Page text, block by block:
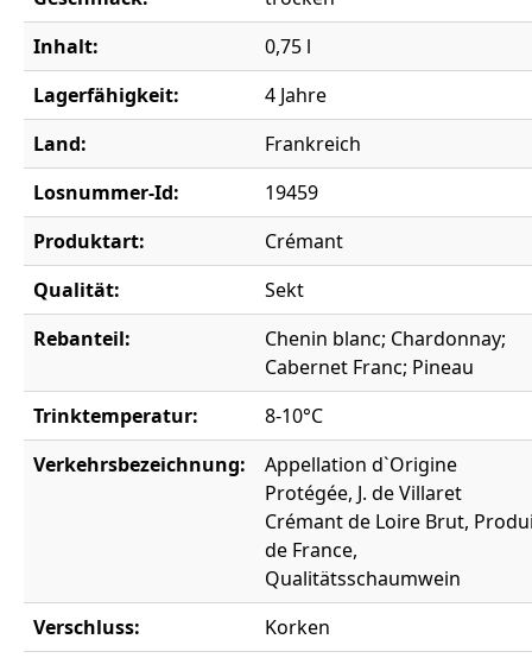
Inhalt:
0,75 l
Lagerfähigkeit:
4 Jahre
Land:
Frankreich
Losnummer-Id:
19459
Produktart:
Crémant
Qualität:
Sekt
Rebanteil:
Chenin blanc; Chardonnay;
Cabernet Franc; Pineau
Trinktemperatur:
8-10°C
Verkehrsbezeichnung:
Appellation d`Origine
Protégée, J. de Villaret
Crémant de Loire Brut,
de France,
Qualitätsschaumwein
Verschluss:
Korken